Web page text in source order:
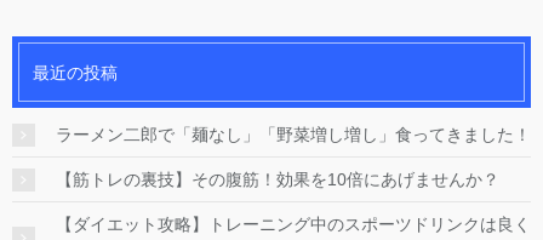
最近の投稿
ラーメン二郎で「麺なし」「野菜増し増し」食ってきました！
【筋トレの裏技】その腹筋！効果を10倍にあげませんか？
【ダイエット攻略】トレーニング中のスポーツドリンクは良く